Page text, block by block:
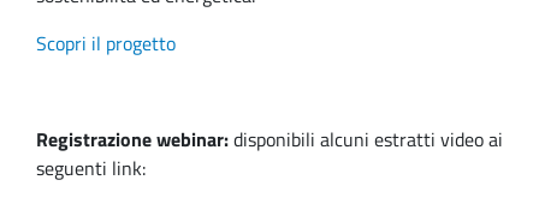
Scopri il progetto
Registrazione webinar:disponibili alcuni estratti video ai
seguenti link: